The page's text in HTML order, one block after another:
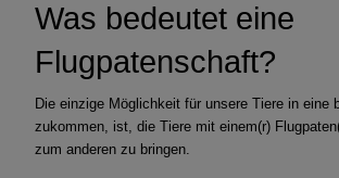
Was bedeutet eine
Flugpatenschaft?
Die einzige Möglichkeit für unsere Tiere in eine
zukommen, ist, die Tiere mit einem(r)
zum anderen zu bringen.